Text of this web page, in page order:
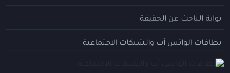
بوابة الباحث عن الحقيقة
بطاقات الواتس آب والشبكات الاجتماعية